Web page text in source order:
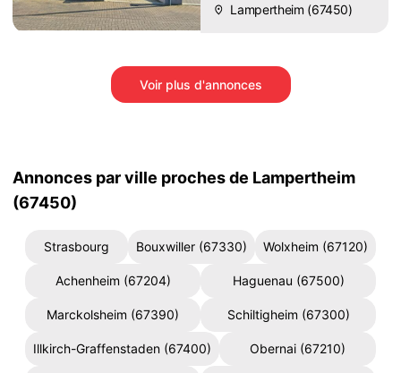
Lampertheim (67450)
Voir plus d'annonces
Annonces par ville proches de Lampertheim
(67450)
Strasbourg Bouxwiller (67330) Wolxheim (67120)
Achenheim (67204) Haguenau (67500)
Marckolsheim (67390) Schiltigheim (67300)
Illkirch-Graffenstaden (67400) Obernai (67210)